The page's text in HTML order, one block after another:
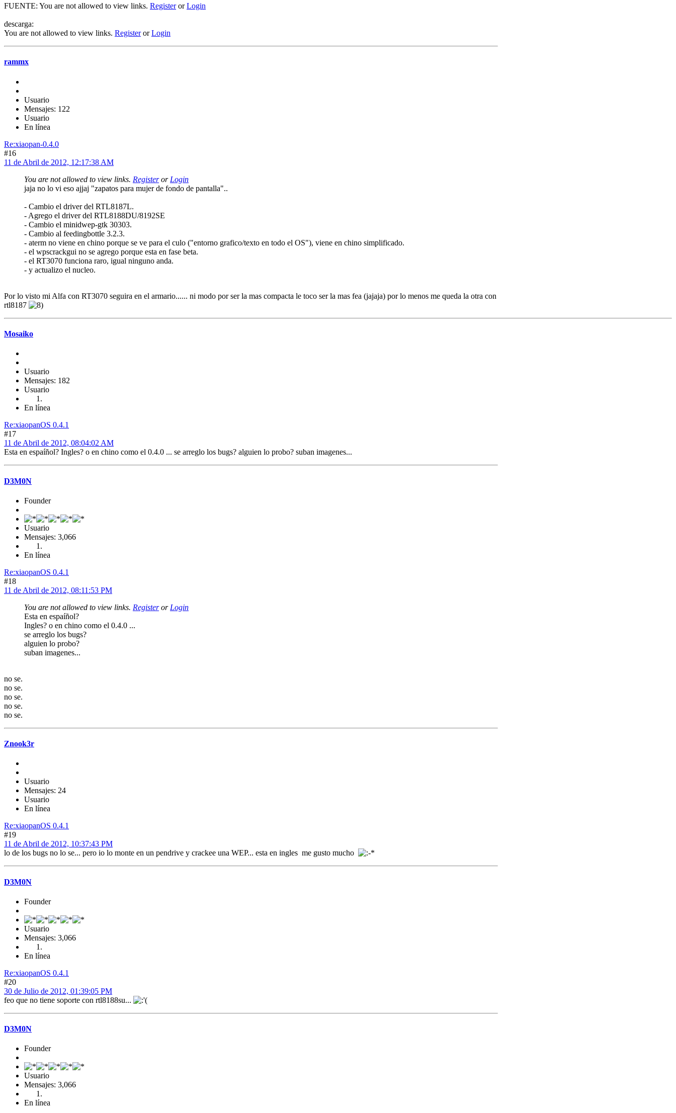
FUENTE: You are not allowed to view links. RegisterorLogin
descarga:
You are not allowed to view links. RegisterorLogin
rammx
Usuario
Mensajes: 122
Usuario
En línea
Re:xiaopan-0.4.0
#16
11 de Abril de 2012, 12:17:38 AM
You are not allowed to view links. Registeror Login
jaja no lo vi eso ajjaj "zapatos para mujer de fondo de pantalla"..
- Cambio el driver del RTL8187L.
- Agrego el driver del RTL8188DU/8192SE
- Cambio el minidwep-gtk 30303.
- Cambio al feedingbottle 3.2.3.
- aterm no viene en chino porque se ve para el culo ("entorno grafico/texto en todo el OS"), viene en chino simplificado.
- el wpscrackgui no se agrego porque esta en fase beta.
- el RT3070 funciona raro, igual ninguno anda.
- y actualizo el nucleo.
Por lo visto mi Alfa con RT3070 seguira en el armario...... ni modo por ser la mas compacta le toco ser la mas fea (jajaja) por lo menos me queda la otra con
rtl8187
Mosaiko
Usuario
Mensajes: 182
Usuario
En línea
Re:xiaopanOS 0.4.1
#17
11 de Abril de 2012, 08:04:02 AM
Esta en espaíñol? Ingles? o en chino como el 0.4.0 ... se arreglo los bugs? alguien lo probo? suban imagenes...
D3M0N
Founder
Usuario
Mensajes: 3,066
En línea
Re:xiaopanOS 0.4.1
#18
11 de Abril de 2012, 08:11:53 PM
You are not allowed to view links. Registeror Login
Esta en espaíñol?
Ingles? o en chino como el 0.4.0 ...
se arreglo los bugs?
alguien lo probo?
suban imagenes...
no se.
no se.
no se.
no se.
no se.
Znook3r
Usuario
Mensajes: 24
Usuario
En línea
Re:xiaopanOS 0.4.1
#19
11 de Abril de 2012, 10:37:43 PM
lo de los bugs no lo se... pero io lo monte en un pendrive y crackee una WEP... esta en ingles me gusto mucho
D3M0N
Founder
Usuario
Mensajes: 3,066
En línea
Re:xiaopanOS 0.4.1
#20
30 de Julio de 2012, 01:39:05 PM
feo que no tiene soporte con rtl8188su...
D3M0N
Founder
Usuario
Mensajes: 3,066
En línea